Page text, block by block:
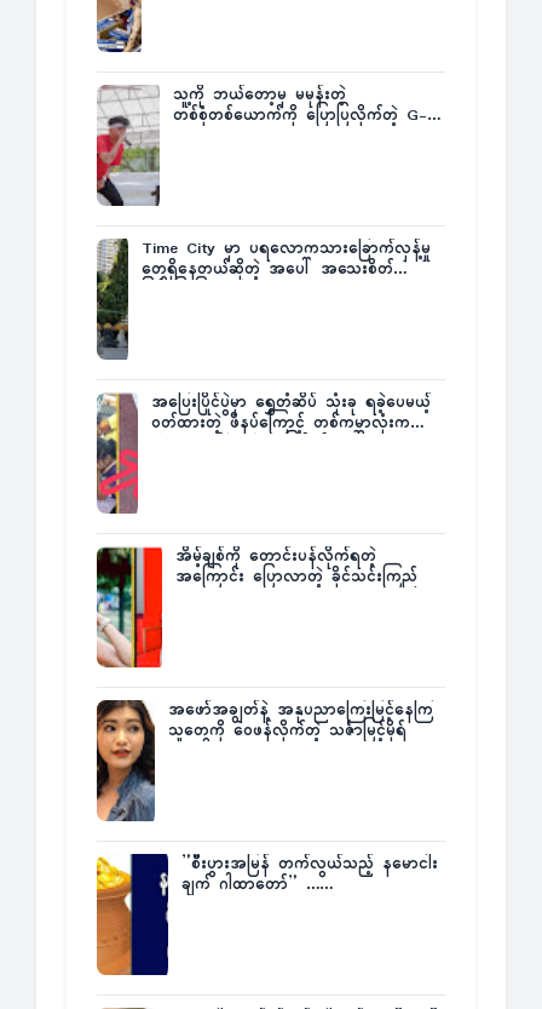
သူ့ကို ဘယ်တော့မှ မမုန်းတဲ့
တစ်စုံတစ်ယောက်ကို ပြောပြလိုက်တဲ့ G-
Time City မှာ ပရလောကသားခြောက်လှန့်မှု
တွေရှိနေတယ်ဆိုတဲ့ အပေါ် အသေးစိတ်
အပြေးပြိုင်ပွဲမှာ ရွှေတံဆိပ် သုံးခု ရခဲ့ပေမယ့်
ဝတ်ထားတဲ့ ဖိနပ်ကြောင့် တစ်ကမ္ဘာလုံးက
အိမ့်ချစ်ကို တောင်းပန်လိုက်ရတဲ့
အကြောင်း ပြောလာတဲ့ ခိုင်သင်းကြည်
အဖော်အချွတ်နဲ့ အနုပညာကြေးမြင့်နေကြ
သူတွေကို ဝေဖန်လိုက်တဲ့ သင်္ဇာမြင့်မိုရ်
”စီးပွားအမြန် တက်လွယ်သည့် နမောငါး
ချက် ဂါထာတော်” ……